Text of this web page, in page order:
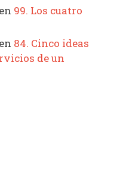
en 99. Los cuatro
en 84. Cinco ideas
de un